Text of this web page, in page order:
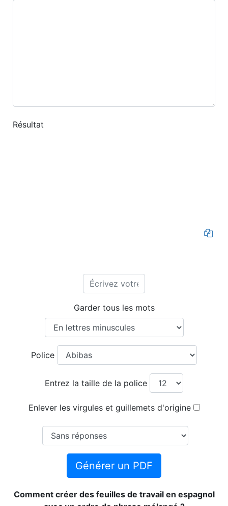
Résultat
Garder tous les mots
Police
Entrez la taille de la police
Enlever les virgules et guillemets d'origine
Générer un PDF
Comment créer des feuilles de travail en espagnol